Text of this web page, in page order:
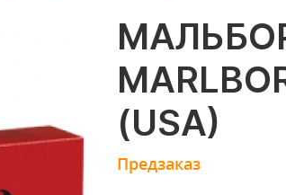
(USA)
Предзаказ